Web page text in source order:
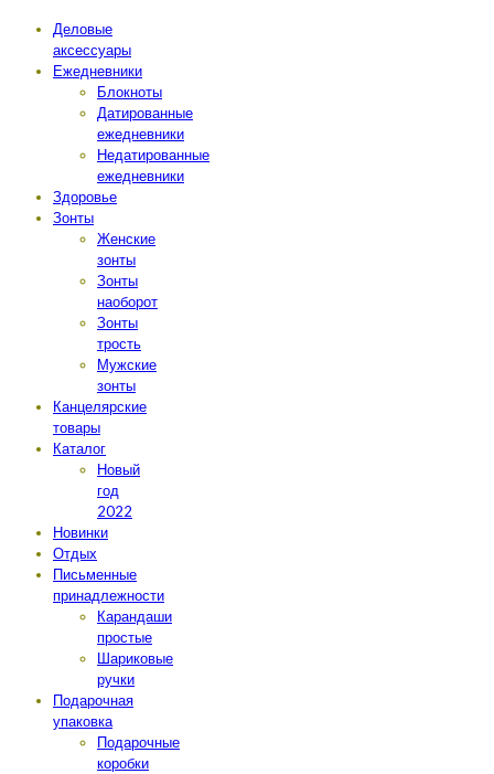
Деловые
аксессуары
Ежедневники
Блокноты
Датированные
ежедневники
Недатированные
ежедневники
Здоровье
Зонты
Женские
зонты
Зонты
наоборот
Зонты
трость
Мужские
зонты
Канцелярские
товары
Каталог
Новый
год
2022
Новинки
Отдых
Письменные
принадлежности
Карандаши
простые
Шариковые
ручки
Подарочная
упаковка
Подарочные
коробки